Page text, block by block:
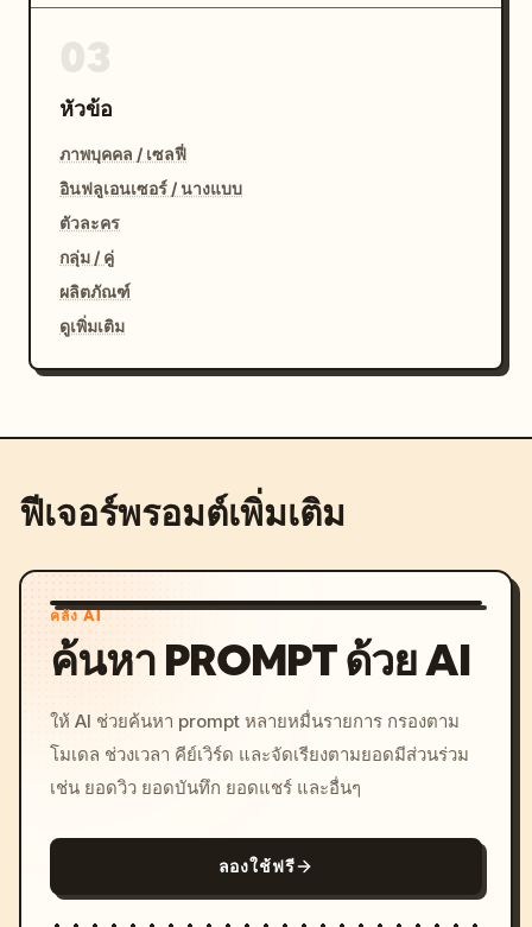
หัวข้อ
ภาพบุคคล / เซลฟี่
อินฟลูเอนเซอร์ / นางแบบ
ตัวละคร
กลุ่ม / คู่
ผลิตภัณฑ์
ดูเพิ่มเติม
ฟีเจอร์พรอมต์เพิ่มเติม
คลัง AI
ค้นหา PROMPT ด้วย AI
ให้ AI ช่วยค้นหา prompt หลายหมื่นรายการ กรองตาม
โมเดล ช่วงเวลา คีย์เวิร์ด และจัดเรียงตามยอดมีส่วนร่วม
เช่น ยอดวิว ยอดบันทึก ยอดแชร์ และอื่นๆ
ลองใช้ฟรี